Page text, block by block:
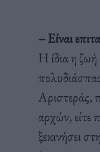
– Είναι
Η ίδια η
Αριστεράς,
αρχών, είτε
ξεκινήσει